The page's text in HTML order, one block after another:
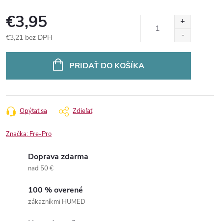
€3,95
€3,21 bez DPH
PRIDAŤ DO KOŠÍKA
Opýtať sa Zdieľať
Značka: Fre-Pro
Doprava zdarma
nad 50 €
100 % overené
zákazníkmi HUMED